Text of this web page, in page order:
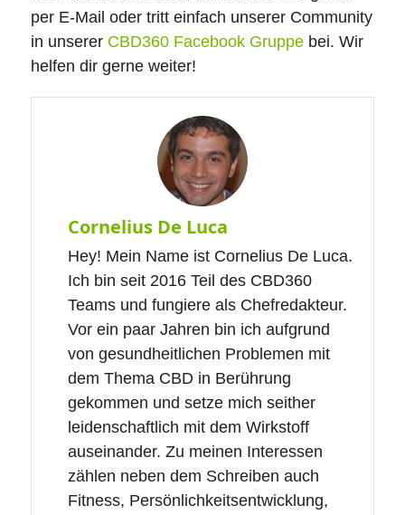
per E-Mail oder tritt einfach unserer Community
in unserer CBD360 Facebook Gruppebei. Wir
helfen dir gerne weiter!
Cornelius De Luca
Hey! Mein Name ist Cornelius De Luca.
Ich bin seit 2016 Teil des CBD360
Teams und fungiere als Chefredakteur.
Vor ein paar Jahren bin ich aufgrund
von gesundheitlichen Problemen mit
dem Thema CBD in Berührung
gekommen und setze mich seither
leidenschaftlich mit dem Wirkstoff
auseinander. Zu meinen Interessen
zählen neben dem Schreiben auch
Fitness, Persönlichkeitsentwicklung,